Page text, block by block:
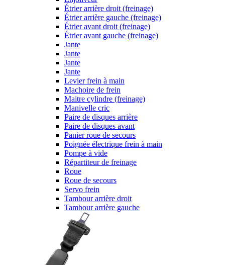
Étrier arrière droit (freinage)
Étrier arrière gauche (freinage)
Étrier avant droit (freinage)
Étrier avant gauche (freinage)
Jante
Jante
Jante
Jante
Levier frein à main
Machoire de frein
Maitre cylindre (freinage)
Manivelle cric
Paire de disques arrière
Paire de disques avant
Panier roue de secours
Poignée électrique frein à main
Pompe à vide
Répartiteur de freinage
Roue
Roue de secours
Servo frein
Tambour arrière droit
Tambour arrière gauche